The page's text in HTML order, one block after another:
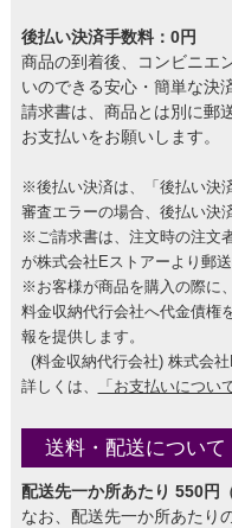
後払い決済手数料：0円
商品の到着後、コンビニエ
いのできる安心・簡単な決
請求書は、商品とは別に郵
お支払いをお願いします。
※後払い決済は、「後払い決
審査エラーの場合、後払い決
※ご請求書は、注文時の注文
が株式会社Eストアーより郵送
※お客様が商品を購入の際に
料金収納代行会社へ代金債権
報を提供します。
(料金収納代行会社) 株式会
詳しくは、
「お支払いについ
送料・配送について
配送先一か所あたり 550円
なお、配送先一か所あたり